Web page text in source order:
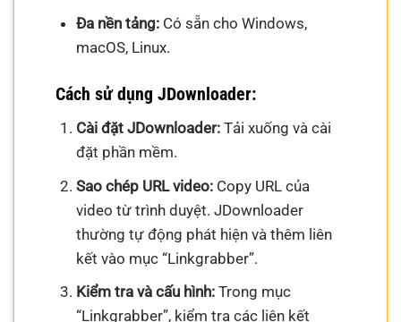
Đa nền tảng:Có sẵn cho Windows,
macOS, Linux.
Cách sử dụng JDownloader:
Cài đặt JDownloader:Tải xuống và cài
đặt phần mềm.
Sao chép URL video:Copy URL của
video từ trình duyệt. JDownloader
thường tự động phát hiện và thêm liên
kết vào mục “Linkgrabber”.
Kiểm tra và cấu hình:Trong mục
“Linkgrabber”, kiểm tra các liên kết